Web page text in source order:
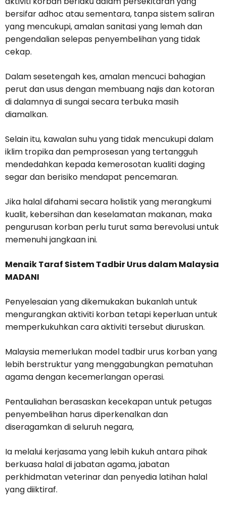
bersifar adhoc atau sementara, tanpa sistem saliran
yang mencukupi, amalan sanitasi yang lemah dan
pengendalian selepas penyembelihan yang tidak
cekap.
Dalam sesetengah kes, amalan mencuci bahagian
perut dan usus dengan membuang najis dan kotoran
di dalamnya di sungai secara terbuka masih
diamalkan.
Selain itu, kawalan suhu yang tidak mencukupi dalam
iklim tropika dan pemprosesan yang tertangguh
mendedahkan kepada kemerosotan kualiti daging
segar dan berisiko mendapat pencemaran.
Jika halal difahami secara holistik yang merangkumi
kualit, kebersihan dan keselamatan makanan, maka
pengurusan korban perlu turut sama berevolusi untuk
memenuhi jangkaan ini.
Menaik Taraf Sistem Tadbir Urus dalam Malaysia
MADANI
Penyelesaian yang dikemukakan bukanlah untuk
mengurangkan aktiviti korban tetapi keperluan untuk
memperkukuhkan cara aktiviti tersebut diuruskan.
Malaysia memerlukan model tadbir urus korban yang
lebih berstruktur yang menggabungkan pematuhan
agama dengan kecemerlangan operasi.
Pentauliahan berasaskan kecekapan untuk petugas
penyembelihan harus diperkenalkan dan
diseragamkan di seluruh negara,
Ia melalui kerjasama yang lebih kukuh antara pihak
berkuasa halal di jabatan agama, jabatan
perkhidmatan veterinar dan penyedia latihan halal
yang diiktiraf.